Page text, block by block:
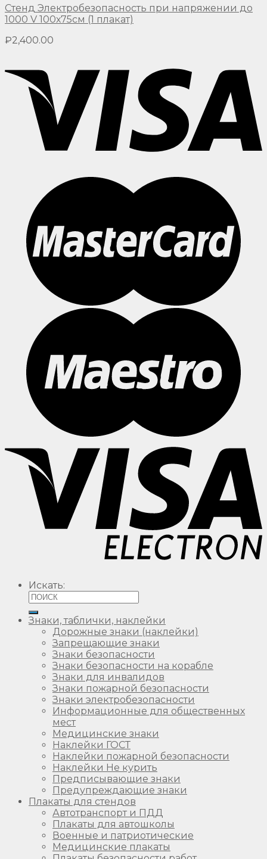
Стенд Электробезопасность при напряжении до
1000 V 100х75см (1 плакат)
₽2,400.00
Искать:
Знаки, таблички, наклейки
Дорожные знаки (наклейки)
Запрещающие знаки
Знаки безопасности
Знаки безопасности на корабле
Знаки для инвалидов
Знаки пожарной безопасности
Знаки электробезопасности
Информационные для общественных
мест
Медицинские знаки
Наклейки ГОСТ
Наклейки пожарной безопасности
Наклейки Не курить
Предписывающие знаки
Предупреждающие знаки
Плакаты для стендов
Автотранспорт и ПДД
Плакаты для автошколы
Военные и патриотические
Медицинские плакаты